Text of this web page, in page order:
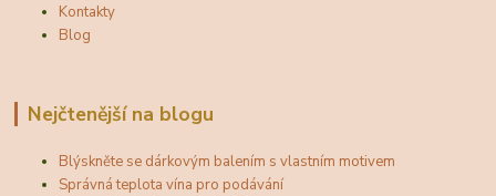
Kontakty
Blog
Nejčtenější na blogu
Blýskněte se dárkovým balením s vlastním motivem
Správná teplota vína pro podávání